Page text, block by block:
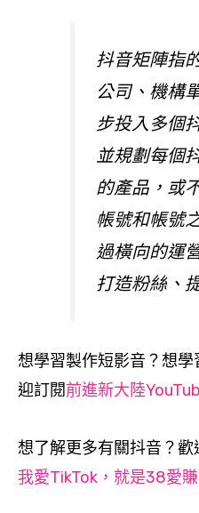
抖音矩陣指
公司、機構
步投入多個
並規劃每個
的產品，或
帳號和帳號
過橫向的運
打造粉絲、
想學習製作短影音？想
迎訂閱前進新大陸
想了解更多有關抖音？歡
我愛TikTok，就是38愛